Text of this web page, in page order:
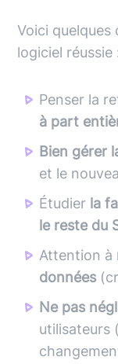
Voici
logiciel réussie
Penser la
à part
Bien gérer
et le
Étudier la
le reste du
Attention à
données
Ne pas
utilisateurs